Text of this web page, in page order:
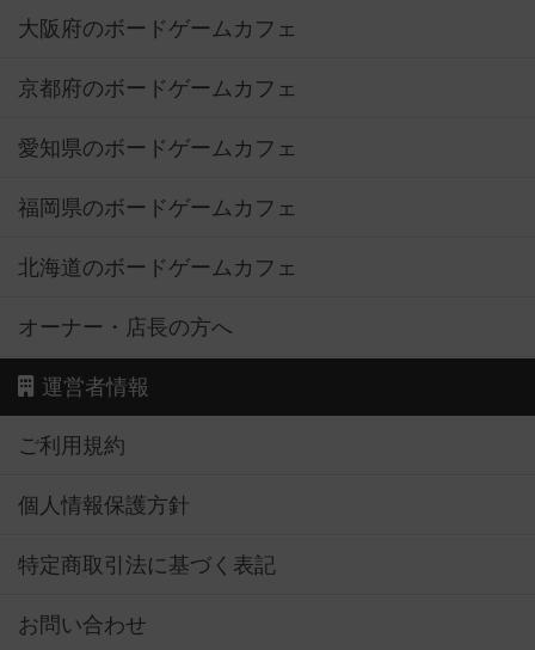
大阪府のボードゲームカフェ
京都府のボードゲームカフェ
愛知県のボードゲームカフェ
福岡県のボードゲームカフェ
北海道のボードゲームカフェ
オーナー・店長の方へ
運営者情報
ご利用規約
個人情報保護方針
特定商取引法に基づく表記
お問い合わせ